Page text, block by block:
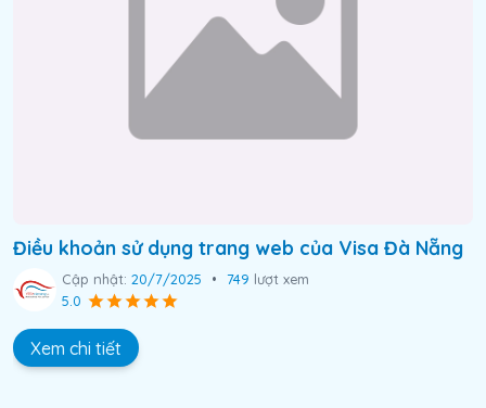
Điều khoản sử dụng trang web của Visa Đà Nẵng
Cập nhật: 20/7/2025 • 749 lượt xem
5.0
Xem chi tiết